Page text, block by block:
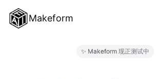
Makeform
✨ Makeform 现正测试中